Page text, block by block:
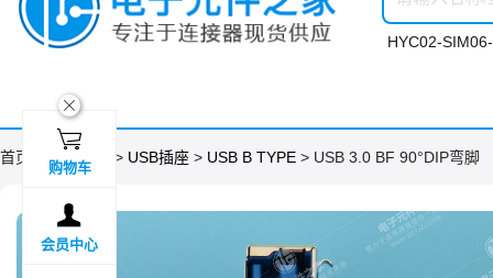
HYC02-
首页 > 分类目录 > USB插座 > USB B TYPE > USB 3.0 BF 90°DIP弯脚
ဆ

购物车

会员中心